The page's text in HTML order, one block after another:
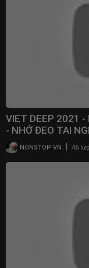
VIET DEEP 2021 -
- NHỚ ĐEO TAI
NONSTOP VN 46